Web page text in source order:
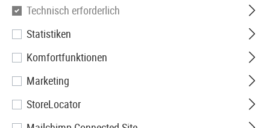
HANDSCHUHE
65 Produkte
Technisch erforderlich
Statistiken
Komfortfunktionen
Marketing
StoreLocator